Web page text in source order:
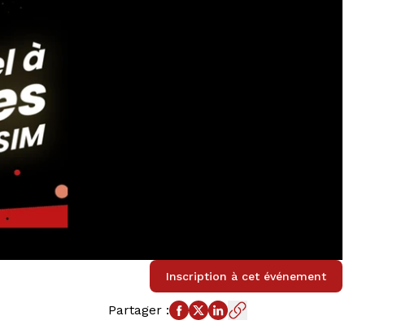
Inscription à cet événement
Partager :